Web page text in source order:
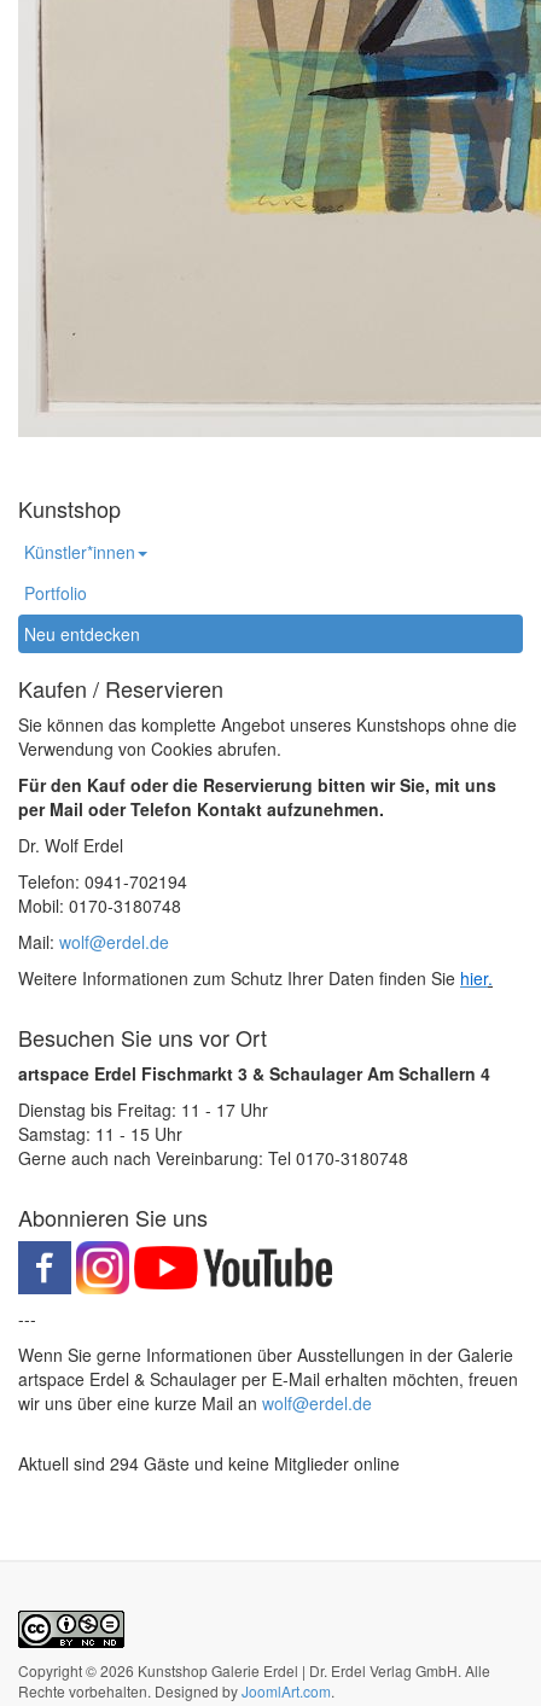
Kunstshop
Künstler*innen
Portfolio
Neu entdecken
Kaufen / Reservieren
Sie können das komplette Angebot unseres Kunstshops ohne die
Verwendung von Cookies abrufen.
Für den Kauf oder die Reservierung bitten wir Sie, mit uns
per Mail oder Telefon Kontakt aufzunehmen.
Dr. Wolf Erdel
Telefon: 0941-702194
Mobil: 0170-3180748
Mail: wolf@erdel.de
Weitere Informationen zum Schutz Ihrer Daten finden Sie hier.
Besuchen Sie uns vor Ort
artspace Erdel Fischmarkt 3 & Schaulager Am Schallern 4
Dienstag bis Freitag: 11 - 17 Uhr
Samstag: 11 - 15 Uhr
Gerne auch nach Vereinbarung: Tel 0170-3180748
Abonnieren Sie uns
---
Wenn Sie gerne Informationen über Ausstellungen in der Galerie
artspace Erdel & Schaulager per E-Mail erhalten möchten, freuen
wir uns über eine kurze Mail an wolf@erdel.de
Aktuell sind 294 Gäste und keine Mitglieder online
Copyright © 2026 Kunstshop Galerie Erdel | Dr. Erdel Verlag GmbH. Alle
Rechte vorbehalten. Designed byJoomlArt.com.